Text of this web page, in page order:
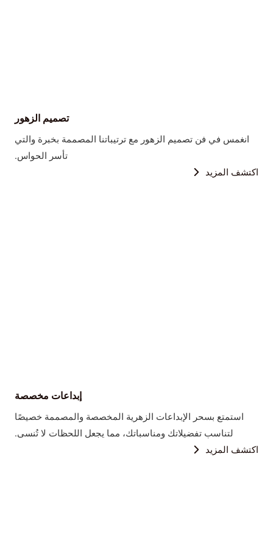
تصميم الزهور
انغمس في فن تصميم الزهور مع ترتيباتنا المصممة بخبرة والتي
تأسر الحواس.
اكتشف المزيد
إبداعات مخصصة
استمتع بسحر الإبداعات الزهرية المخصصة والمصممة خصيصًا
لتناسب تفضيلاتك ومناسباتك، مما يجعل اللحظات لا تُنسى.
اكتشف المزيد